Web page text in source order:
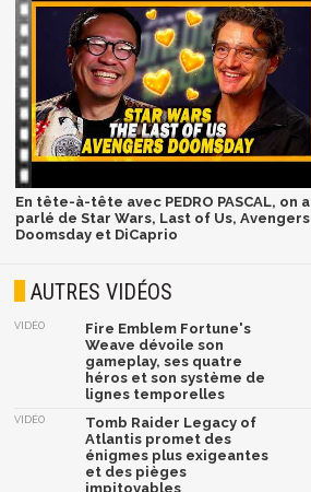
En tête-à-tête avec PEDRO PASCAL, on a
parlé de Star Wars, Last of Us, Avengers
Doomsday et DiCaprio
AUTRES VIDÉOS
VIDÉO
Fire Emblem Fortune's
Weave dévoile son
gameplay, ses quatre
héros et son système de
lignes temporelles
VIDÉO
Tomb Raider Legacy of
Atlantis promet des
énigmes plus exigeantes
et des pièges
impitoyables